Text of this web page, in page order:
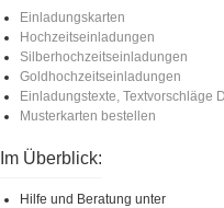
Einladungskarten
Hochzeitseinladungen
Silberhochzeitseinladungen
Goldhochzeitseinladungen
Einladungstexte, Textvorschläge
Musterkarten bestellen
Im Überblick:
Hilfe und Beratung unter